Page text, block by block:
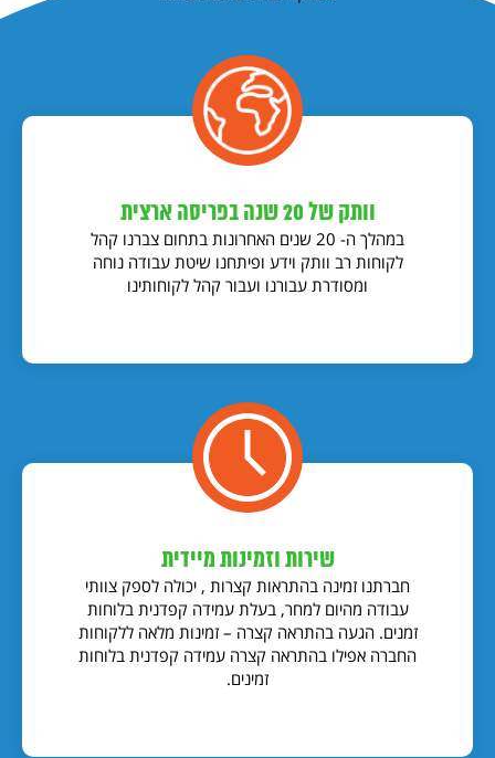
וותק של 20 שנה בפריסה ארצית
במהלך ה- 20 שנים האחרונות בתחום צברנו קהל
לקוחות רב וותק וידע ופיתחנו שיטת עבודה נוחה
ומסודרת עבורנו ועבור קהל לקוחותינו
שירות וזמינות מיידית
חברתנו זמינה בהתראות קצרות , יכולה לספק צוותי
עבודה מהיום למחר, בעלת עמידה קפדנית בלוחות
זמנים. הגעה בהתראה קצרה – זמינות מלאה ללקוחות
החברה אפילו בהתראה קצרה עמידה קפדנית בלוחות
זמינים.